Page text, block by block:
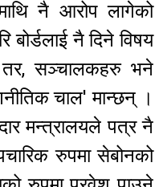
नै आरोप लागेको
बोर्डलाई नै दिने विषय
सञ्चालकहरु भने
चाल' मान्छन् ।
मन्त्रालयले पत्र नै
रुपमा सेबोनको